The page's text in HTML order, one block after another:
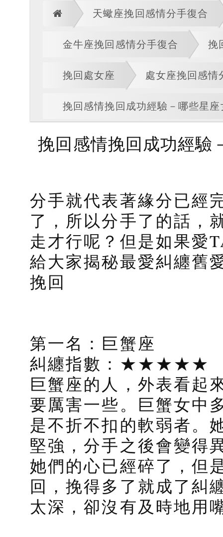
天蠍座挽回感情分手復合
金牛座挽回感情分手復合 挽
挽回處女座 處女座挽回感情
挽回感情挽回成功經驗－哪些星
挽回感情挽回成功經驗
分手就代表著緣分已經
了，所以分手了的話，
走才行呢？但是如果愛
給大家揭秘最愛糾纏舊
挽回
第一名：巨蟹座
糾纏指數：★★★★★
巨蟹座的人，外表看起
要厲害一些。巨蟹女中
是不折不扣的軟弱者。
堅強，分手之後會變得
她們的心已經碎了，但
回，挽得多了就成了糾
太深，卻沒有及時地用